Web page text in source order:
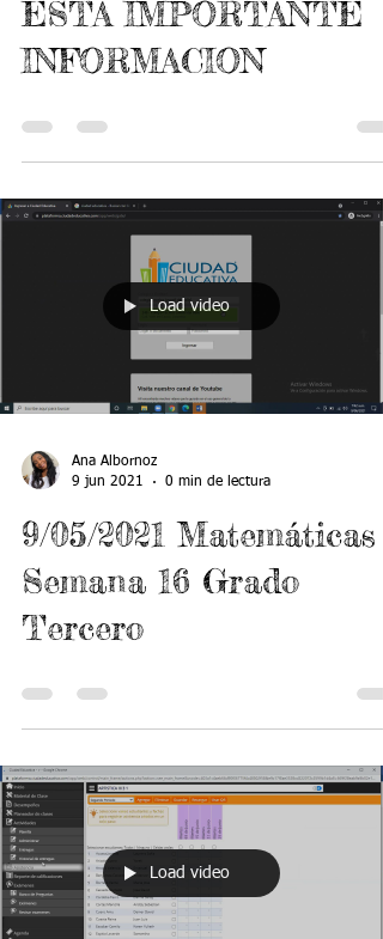
QUEDES SIN LEER
ESTA IMPORTANTE
INFORMACION
Load video
9 jun 2021
0 min de lectura
9/05/2021 Matemáticas
Semana 16 Grado
Tercero
Load video